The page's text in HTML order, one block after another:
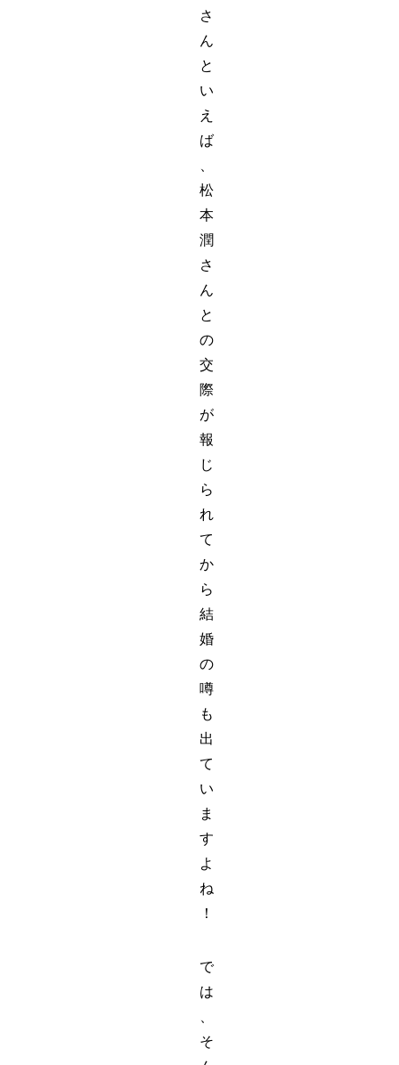
さ
ん
と
い
え
ば
、
松
本
潤
さ
ん
と
の
交
際
が
報
じ
ら
れ
て
か
ら
結
婚
の
噂
も
出
て
い
ま
す
よ
ね
！
で
は
、
そ